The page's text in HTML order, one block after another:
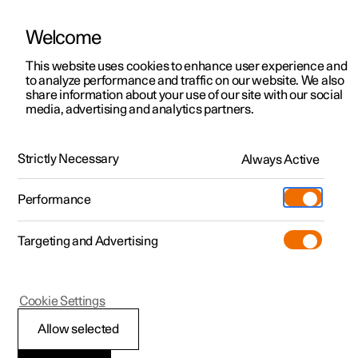
Polestar 2
Polestar 3
Polestar 4
Pre-owned
Shop
Mere
Udforsk Polestar 2
Kampagner
Nye lagerbiler
Prøvetur
Nye lagerbiler
Udforsk Polestar 4
Kampagner
Nye lagerbiler
Pre-owned-programmet
Pre-owned Polestar 2
Kampagner til privatkunder
Tilbud til erhvervskunder
Nye lagerbiler
Byg din bil
Pre-owned
Prøvetur
Extras tilbehør
(Åbner i et nyt vindue)
Experiences
Firmabil
Find os
Servicelokationer
Ejerskab
Opladning
Om Polestar
Bæredygtighed
HåndbogVideogalleriSoftwareopdateringer
Kamera- og radarenhed
Polestar 2
Symboler og
Welcome
This website uses cookies to enhance user experience and
to analyze performance and traffic on our website. We also
share information about your use of our site with our social
media, advertising and analytics partners.
Strictly Necessary Always Active
Performance
Targeting and Advertising
Allow selected
Cookie Settings